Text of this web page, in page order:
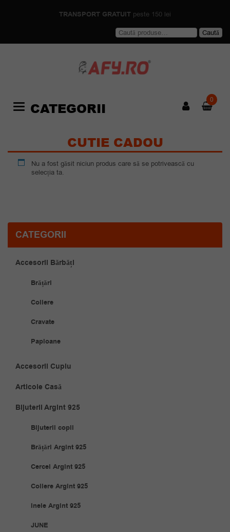
TRANSPORT GRATUIT peste 150 lei
Caută
Caută
Categories
CATEGORII 0
CUTIE CADOU
Nu a fost găsit niciun produs care să se potrivească cu
selecția ta.
CATEGORII
Accesorii Bărbăți
Brățări
Coliere
Cravate
Papioane
Accesorii Cuplu
Articole Casă
Bijuterii Argint 925
Bijuterii copii
Brățări Argint 925
Cercei Argint 925
Coliere Argint 925
Inele Argint 925
JUNE